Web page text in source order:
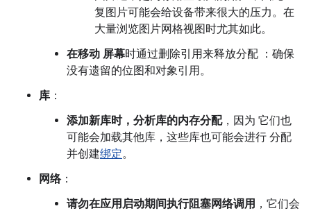
复图片可能会给设备带来很大的压力。在
大量浏览图片网格视图时尤其如此。
在移动 屏幕时通过删除引用来释放分配 ：确保
没有遗留的位图和对象引用。
库 ：
添加新库时，分析库的内存分配，因为 它们也
可能会加载其他库，这些库也可能会进行 分配
并创建绑定。
网络：
请勿在应用启动期间执行阻塞网络调用 ，它们会